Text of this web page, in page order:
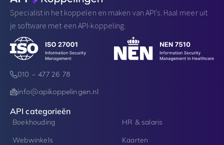
Specialist in het koppelen en maken van API's. Haal meer uit
je software met een API-koppeling.
010 – 477 26 78
info@apikoppelingen.nl
API categorieën
Boekhouding
Webwinkels
HR & salaris
Kaarten